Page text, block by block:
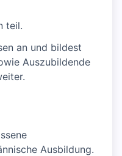
teil.
an und bildest
Auszubildende
Ausbildung.